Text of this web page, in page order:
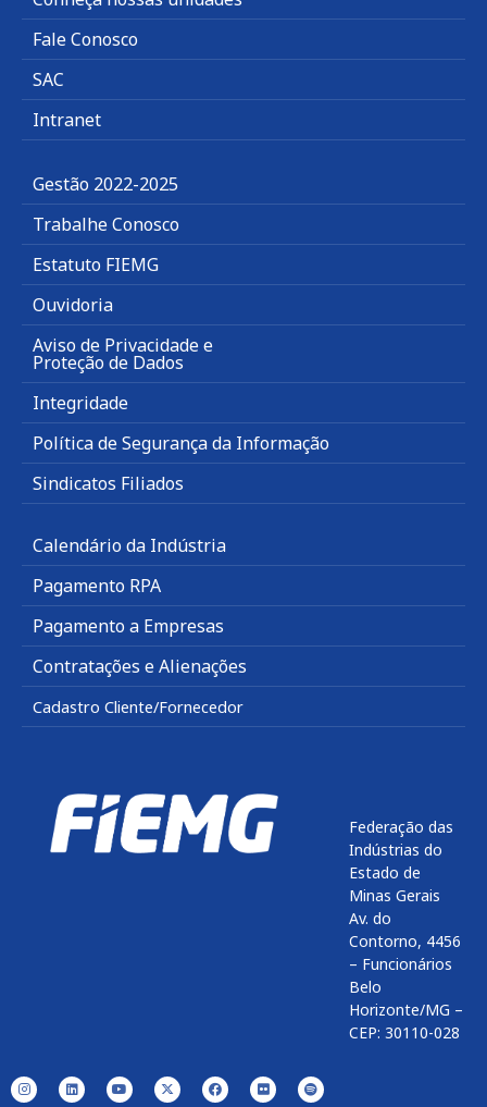
Fale Conosco
SAC
Intranet
Gestão 2022-2025
Trabalhe Conosco
Estatuto FIEMG
Ouvidoria
Aviso de Privacidade e
Proteção de Dados
Integridade
Política de Segurança da Informação
Sindicatos Filiados
Calendário da Indústria
Pagamento RPA
Pagamento a Empresas
Contratações e Alienações
Cadastro Cliente/Fornecedor
Federação das
Indústrias do
Estado de
Minas Gerais
Av. do
Contorno, 4456
– Funcionários
Belo
Horizonte/MG –
CEP: 30110-028